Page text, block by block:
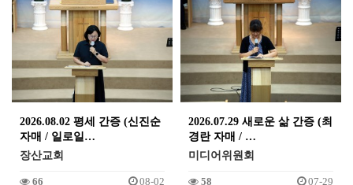
2026.08.02 평세 간증 (신진순
자매 / 일로일…
장산교회
66 08-02
2026.07.29 새로운 삶 간증 (최
경란 자매 / …
미디어위원회
58 07-29